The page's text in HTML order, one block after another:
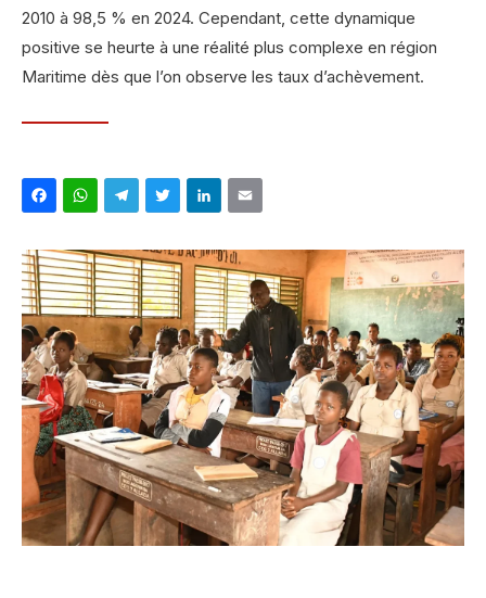
2010 à 98,5 % en 2024. Cependant, cette dynamique
positive se heurte à une réalité plus complexe en région
Maritime dès que l’on observe les taux d’achèvement.
Facebook
WhatsApp
Telegram
Twitter
LinkedIn